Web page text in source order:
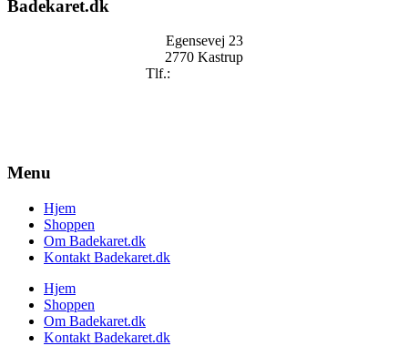
Badekaret.dk
Egensevej 23
2770 Kastrup
Tlf.:
Menu
Hjem
Shoppen
Om Badekaret.dk
Kontakt Badekaret.dk
Hjem
Shoppen
Om Badekaret.dk
Kontakt Badekaret.dk